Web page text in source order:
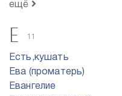
ещё
Е 11
Есть,кушать
Ева (проматерь)
Евангелие